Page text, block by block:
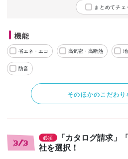
まとめてチェ
機能
省エネ・エコ 高気密・高断熱
防音
そのほかのこだわり
3/3
必須
「カタログ請求」
社を選択！